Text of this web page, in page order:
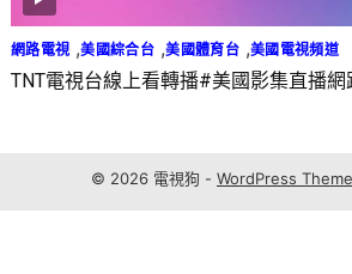
網路電視 ,美國綜合台 ,美國體育台 ,美國電視頻道
TNT電視台線上看轉播#美國影集直播網
© 2026 電視狗 - WordPress Theme